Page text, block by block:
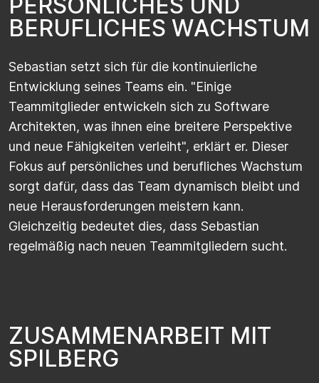
BERUFLICHES WACHSTUM
Sebastian setzt sich für die kontinuierliche
Entwicklung seines Teams ein. "Einige
Teammitglieder entwickeln sich zu Software
Architekten, was ihnen eine breitere Perspektive
und neue Fähigkeiten verleiht", erklärt er. Dieser
Fokus auf persönliches und berufliches Wachstum
sorgt dafür, dass das Team dynamisch bleibt und
neue Herausforderungen meistern kann.
Gleichzeitig bedeutet dies, dass Sebastian
regelmäßig nach neuen Teammitgliedern sucht.
ZUSAMMENARBEIT MIT
SPILBERG